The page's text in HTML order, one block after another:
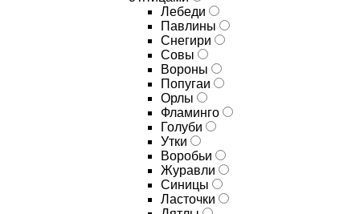
Лебеди
Павлины
Снегири
Совы
Вороны
Попугаи
Орлы
Фламинго
Голуби
Утки
Воробьи
Журавли
Синицы
Ласточки